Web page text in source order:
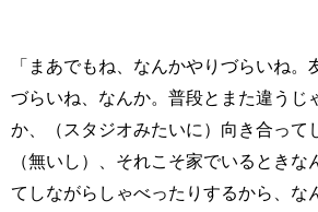
「まあでもね、なんかやりづらいね。
づらいね、なんか。普段とまた違うじ
か、（スタジオみたいに）向き合って
（無いし）、それこそ家でいるときな
てしながらしゃべったりするから、な